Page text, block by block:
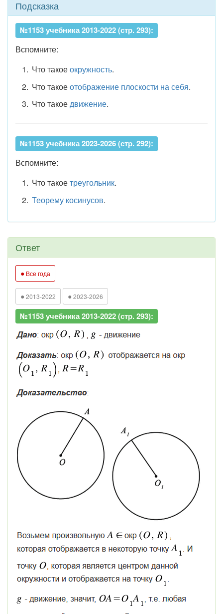
Подсказка
№1153 учебника 2013-2022 (стр. 293):
Вспомните:
Что такоеокружность.
Что такоеотображение плоскости на себя.
Что такоедвижение.
№1153 учебника 2023-2026 (стр. 292):
Вспомните:
Что такоетреугольник.
Теорему косинусов.
Ответ
● Все года
● 2013-2022 ● 2023-2026
№1153 учебника 2013-2022 (стр. 293):